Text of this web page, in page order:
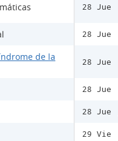
de la
28 Jue
28 Jue
28 Jue
28 Jue
28 Jue
29 Vie